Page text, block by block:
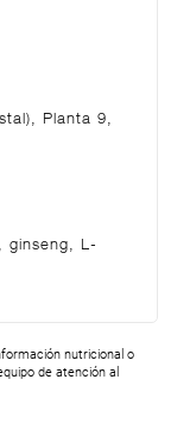
Planta 9,
ginseng, L-
nutricional o
de atención al